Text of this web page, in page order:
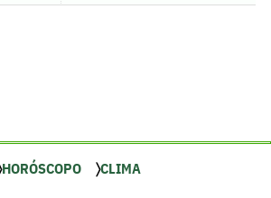
HORÓSCOPO CLIMA